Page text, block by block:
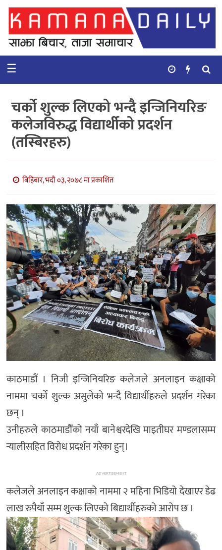
गृहपृष्ठ
समाचार
कुटनिती
कुराकानी
अर्थ
र
भिडियो
सिफारिस
☰
चर्को शुल्क लिएको भन्दै इन्जिनियरिङ
कलेजविरुद्ध विद्यार्थीको प्रदर्शन
(तस्बिरहरु)
बिहिबार, भदौ ०३, २०७८ मा प्रकाशित
काठमाडौं । निजी इन्जिनियरिङ कलेजले अनलाइन कक्षाको
नाममा चर्को शुल्क असुलेको भन्दै विद्यार्थीहरुले प्रदर्शन गरेका
छन् ।
उनीहरुले काठमाडौँको नयाँ बानेश्वरदेखि माइतीघर मण्डलासम्म
र्‍यालीसहित विरोध प्रदर्शन गरेका हुन्।
ADVERTISEMENT
कलेजले अनलाइन कक्षाको नाममा २ महिना भिडियो देखाएर डेढ
लाख रुपैयाँ सम्म शुल्क लिएको बिद्यार्थीहरुको आरोप छ ।